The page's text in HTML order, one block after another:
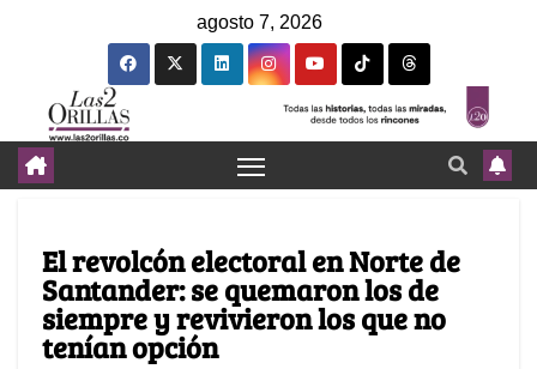
agosto 7, 2026
El revolcón electoral en Norte de
Santander: se quemaron los de
siempre y revivieron los que no
tenían opción